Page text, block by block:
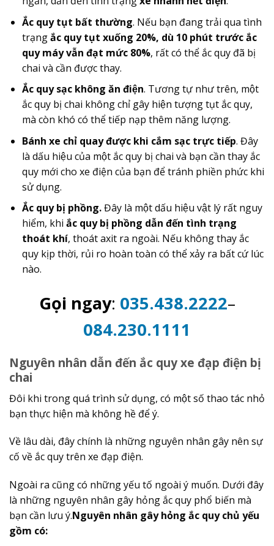
Ắc quy tụt bất thường. Nếu bạn đang trải qua tình
trạngắc quy tụt xuống 20%, dù 10 phút trước ắc
quy máy vẫn đạt mức 80%, rất có thể ắc quy đã bị
chai và cần được thay.
Ắc quy sạc không ăn điện. Tương tự như trên, một
ắc quy bị chai không chỉ gây hiện tượng tụt ắc quy,
mà còn khó có thể tiếp nạp thêm năng lượng.
Bánh xe chỉ quay được khi cắm sạc trực tiếp. Đây
là dấu hiệu của một ắc quy bị chai và bạn cần thay ắc
quy mới cho xe điện của bạn để tránh phiền phức khi
sử dụng.
Ắc quy bị phồng.Đây là một dấu hiệu vật lý rất nguy
hiểm, khi ắc quy bị phồng dẫn đến tình trạng
thoát khí, thoát axit ra ngoài. Nếu không thay ắc
quy kịp thời, rủi ro hoàn toàn có thể xảy ra bất cứ lúc
nào.
Gọi ngay: 035.438.2222–
084.230.1111
Nguyên nhân dẫn đến ắc quy xe đạp điện bị
chai
Đôi khi trong quá trình sử dụng, có một số thao tác nhỏ
bạn thực hiện mà không hề để ý.
Về lâu dài, đây chính là những nguyên nhân gây nên sự
cố về ắc quy trên xe đạp điện.
Ngoài ra cũng có những yếu tố ngoài ý muốn. Dưới đây
là những nguyên nhân gây hỏng ắc quy phổ biến mà
bạn cần lưu ý.Nguyên nhân gây hỏng ắc quy chủ yếu
gồm có: